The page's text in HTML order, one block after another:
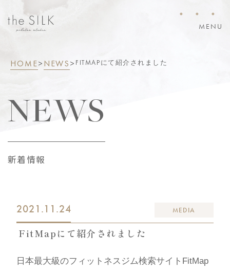
HOME>NEWS> FITMAPにて紹介されました
NEWS
新着情報
2021.11.24 MEDIA
FitMapにて紹介されました
日本最大級のフィットネスジム検索サイトFitMap
・・・
MENU